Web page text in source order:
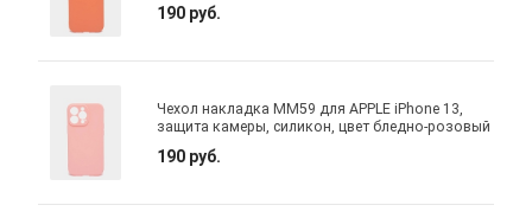
190 руб.
Чехол накладка MM59 для APPLE iPhone 13,
защита камеры, силикон, цвет бледно-розовый
190 руб.